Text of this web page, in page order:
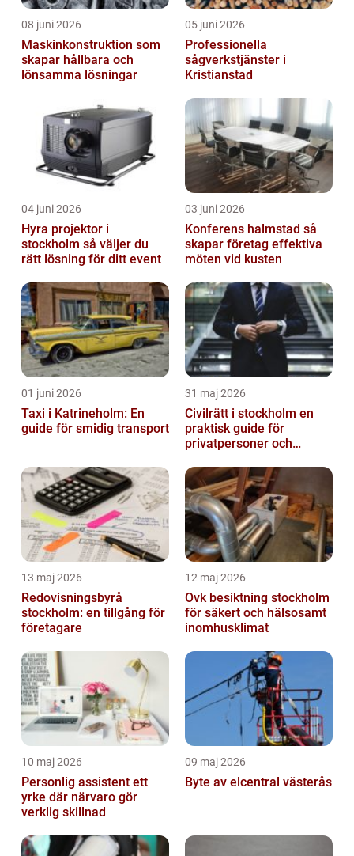
08 juni 2026
Maskinkonstruktion som
skapar hållbara och
lönsamma lösningar
05 juni 2026
Professionella
sågverkstjänster i
Kristianstad
04 juni 2026
Hyra projektor i
stockholm så väljer du
rätt lösning för ditt event
03 juni 2026
Konferens halmstad så
skapar företag effektiva
möten vid kusten
01 juni 2026
Taxi i Katrineholm: En
guide för smidig transport
31 maj 2026
Civilrätt i stockholm en
praktisk guide för
privatpersoner och
13 maj 2026
Redovisningsbyrå
stockholm: en tillgång för
företagare
12 maj 2026
Ovk besiktning stockholm
för säkert och hälsosamt
inomhusklimat
10 maj 2026
Personlig assistent ett
yrke där närvaro gör
verklig skillnad
09 maj 2026
Byte av elcentral västerås